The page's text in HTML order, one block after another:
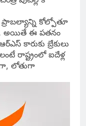
కోల్పోతూ
అయితే ఈ పతనం
కారుకు బ్రేకులు
రాష్ట్రంలో ఐదేళ్ల
లోతుగా